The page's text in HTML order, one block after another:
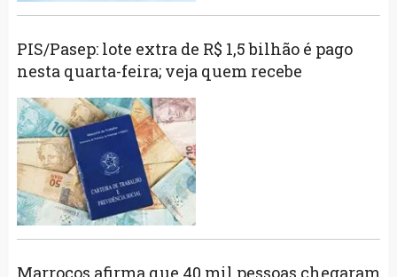
PIS/Pasep: lote extra de R$ 1,5 bilhão é pago
nesta quarta-feira; veja quem recebe
Marrocos afirma que 40 mil pessoas chegaram